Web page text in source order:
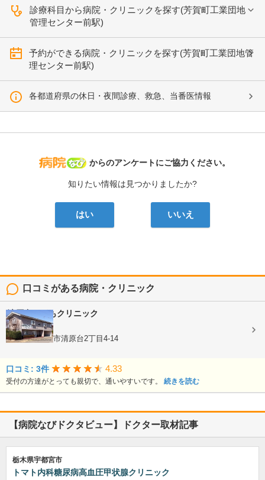
診療科目から病院・クリニックを探す(芳賀町工業団地
管理センター前駅)
予約ができる病院・クリニックを探す(芳賀町工業団地管
理センター前駅)
各都道府県の休日・夜間診療、救急、当番医情報
病院なび
からのアンケートにご協力ください。
知りたい情報は見つかりましたか?
はい いいえ
口コミがある病院・クリニック
清原台こどもクリニック
内科, 小児科
栃木県宇都宮市清原台2丁目4-14
口コミ: 3件 4.33
受付の方達がとっても親切で、通いやすいです。 続きを読む
【病院なびドクタビュー】ドクター取材記事
栃木県宇都宮市
トマト内科糖尿病高血圧甲状腺クリニック